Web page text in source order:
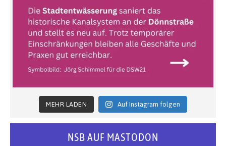
MEHR LADEN Auf Instagram folgen
NSB AUF MASTODON